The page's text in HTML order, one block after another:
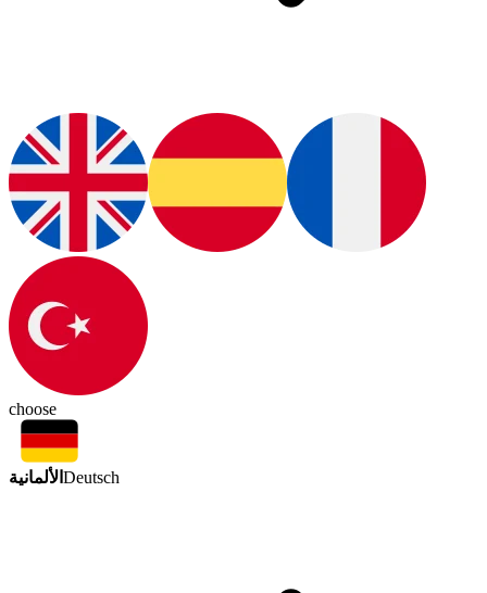
choose
الألمانية Deutsch